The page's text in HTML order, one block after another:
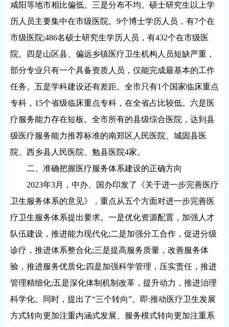
咸阳等地市相比偏低。三是分布不均。硕士研究生以上学
历人员主要集中在市级医院。9个博士学历人员，有7个在
市级医院;486名硕士研究生学历人员，有432个在市级医
院。四是山区县、偏远乡镇医疗卫生机构人员短缺严重，
部分专业只有一个具备资质人员，仅能完成最基本的工作
任务。五是学科建设还有差距。全市只有1个国家临床重点
专科，15个省级临床重点专科，在全省占比较低。六是医
疗服务能力存在短板。全市所有的县级综合医院，达到县
级医疗服务能力推荐标准的南郑区人民医院、城固县医
院、西乡县人民医院、勉县医院4家。
二、准确把握医疗服务体系建设的正确方向
2023年3月，中办、国办印发了《关于进一步完善医疗
卫生服务体系的意见》，重点从五个方面对进一步完善医
疗卫生服务体系提出要求。一是优化资源配置，加强人才
队伍建设，推进能力现代化;二是加强分工合作，促进分级
诊疗，推进体系整合化;三是提高服务质量，改善服务体
验，推进服务优质化;四是加强科学管理，压实责任，推进
管理精细化;五是深化体制机制改革，提升动力，推进治理
科学化。同时，提出了“三个转向”。即:推动医疗卫生发展
方式转向更加注重内涵式发展、服务模式转向更加注重系